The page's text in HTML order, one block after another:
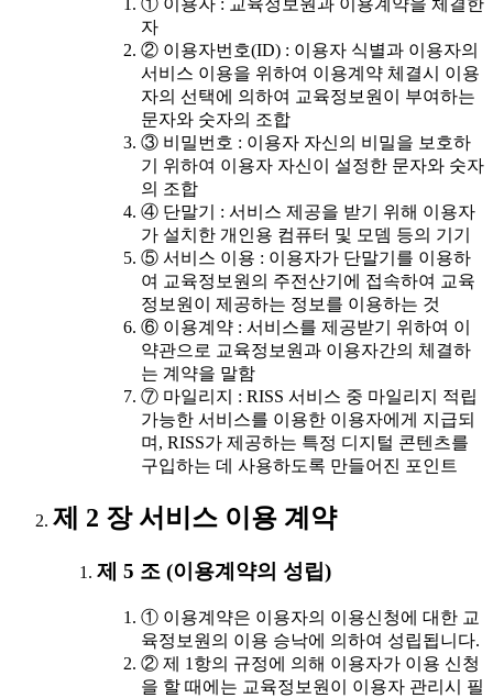
① 이용자 : 교육정보원과 이용계약을 체결한
자
② 이용자번호(ID) : 이용자 식별과 이용자의
서비스 이용을 위하여 이용계약 체결시 이용
자의 선택에 의하여 교육정보원이 부여하는
문자와 숫자의 조합
③ 비밀번호 : 이용자 자신의 비밀을 보호하
기 위하여 이용자 자신이 설정한 문자와 숫자
의 조합
④ 단말기 : 서비스 제공을 받기 위해 이용자
가 설치한 개인용 컴퓨터 및 모뎀 등의 기기
⑤ 서비스 이용 : 이용자가 단말기를 이용하
여 교육정보원의 주전산기에 접속하여 교육
정보원이 제공하는 정보를 이용하는 것
⑥ 이용계약 : 서비스를 제공받기 위하여 이
약관으로 교육정보원과 이용자간의 체결하
는 계약을 말함
⑦ 마일리지 : RISS 서비스 중 마일리지 적립
가능한 서비스를 이용한 이용자에게 지급되
며, RISS가 제공하는 특정 디지털 콘텐츠를
구입하는 데 사용하도록 만들어진 포인트
제 2 장 서비스 이용 계약
제 5 조 (이용계약의 성립)
① 이용계약은 이용자의 이용신청에 대한 교
육정보원의 이용 승낙에 의하여 성립됩니다.
② 제 1항의 규정에 의해 이용자가 이용 신청
을 할 때에는 교육정보원이 이용자 관리시 필